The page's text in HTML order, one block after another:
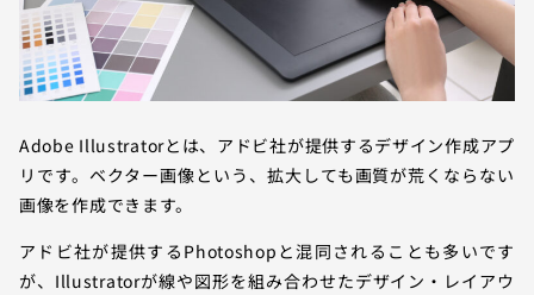
Adobe Illustratorとは、アドビ社が提供するデザイン作成アプ
リです。ベクター画像という、拡大しても画質が荒くならない
画像を作成できます。
アドビ社が提供するPhotoshopと混同されることも多いです
が、Illustratorが線や図形を組み合わせたデザイン・レイアウ